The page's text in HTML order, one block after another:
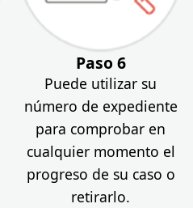
Paso 6
Puede utilizar su
número de expediente
para comprobar en
cualquier momento el
progreso de su caso o
retirarlo.